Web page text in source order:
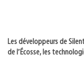
Les développeurs de
de l’Écosse, les